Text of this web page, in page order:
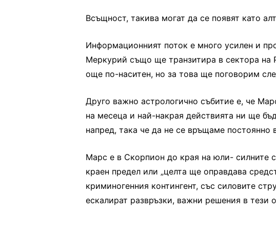
Всъщност, такива могат да се появят като
Информационният поток е много усилен и
Меркурий също ще транзитира в сектора
още по-наситен, но за това ще поговорим
Друго важно астрологично събитие е, че
на месеца и най-накрая действията ни ще
напред, така че да не се връщаме
Марс е в Скорпион до края на юли- силните
краен предел или „целта ще оправдава
криминогенния контингент, със силовите
ескалират развръзки, важни решения в тези